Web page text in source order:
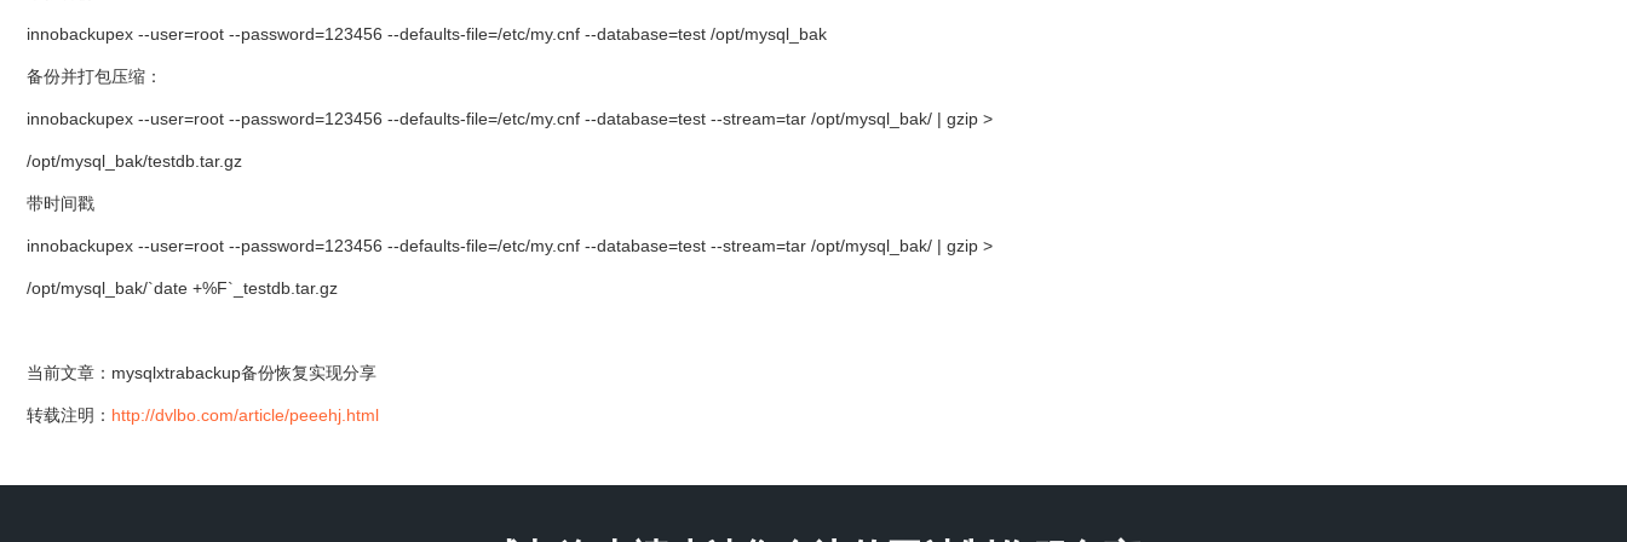
innobackupex --user=root --password=123456 --defaults-file=/etc/my.cnf --database=test /opt/mysql_bak
备份并打包压缩：
innobackupex --user=root --password=123456 --defaults-file=/etc/my.cnf --database=test --stream=tar /opt/mysql_bak/ | gzip >
/opt/mysql_bak/testdb.tar.gz
带时间戳
innobackupex --user=root --password=123456 --defaults-file=/etc/my.cnf --database=test --stream=tar /opt/mysql_bak/ | gzip >
/opt/mysql_bak/`date +%F`_testdb.tar.gz
当前文章：mysqlxtrabackup备份恢复实现分享
转载注明： http://dvlbo.com/article/peeehj.html